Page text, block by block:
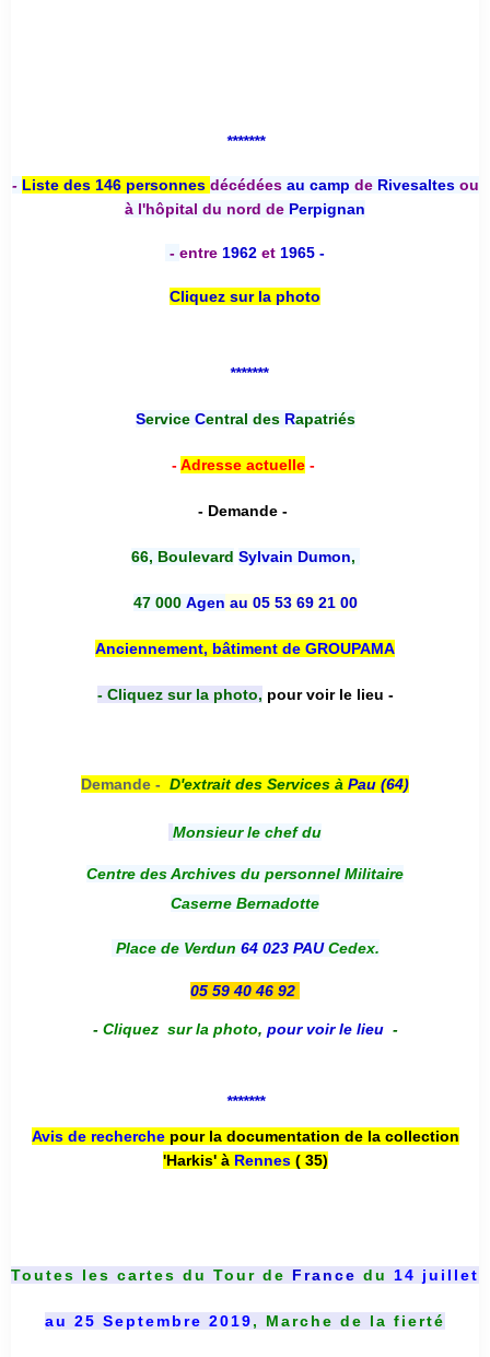
*******
- Liste des 146 personnes décédées au camp deRivesaltesou
à l'hôpital du nord de Perpignan
- entre 1962 et 1965 -
Cliquez sur la photo
*******
Service Central desRapatriés
-Adresse actuelle-
- Demande -
66, Boulevard Sylvain Dumon,
47 000 Agen au 05 53 69 21 00
Anciennement, bâtiment de GROUPAMA
- Cliquez sur la photo, pour voir le lieu -
Demande - D'extrait des Services à Pau (64)
Monsieur le chef du
Centre des Archives du personnel Militaire
Caserne Bernadotte
Place de Verdun 64 023 PAUCedex.
05 59 40 46 92
- Cliquez sur la photo, pour voir le lieu -
*******
Avis de recherche pour la documentation de la collection
'Harkis' à Rennes( 35)
Toutes les cartes du Tour de France du 14 juillet
au 25 Septembre 2019, Marche de la fierté